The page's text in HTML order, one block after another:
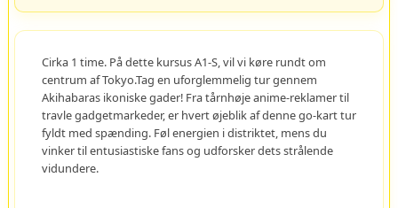
Cirka 1 time. På dette kursus A1-S, vil vi køre rundt om
centrum af Tokyo.Tag en uforglemmelig tur gennem
Akihabaras ikoniske gader! Fra tårnhøje anime-reklamer til
travle gadgetmarkeder, er hvert øjeblik af denne go-kart tur
fyldt med spænding. Føl energien i distriktet, mens du
vinker til entusiastiske fans og udforsker dets strålende
vidundere.